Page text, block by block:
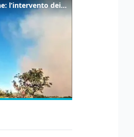
Incendio tra Duino e Monfalcone: l’intervento dei vigili del fuoco